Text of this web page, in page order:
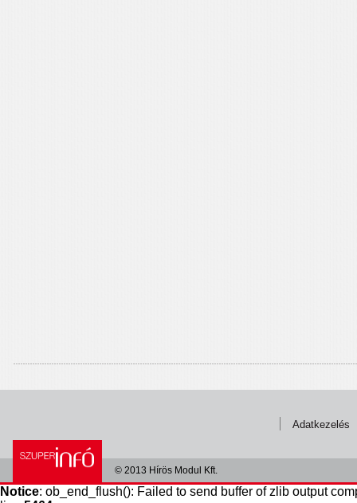
Adatkezelés
© 2013 Hírös Modul Kft.
Notice: ob_end_flush(): Failed to send buffer of zlib output